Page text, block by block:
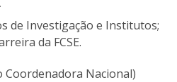
de Investigação e Institutos;
da FCSE.
Nacional)